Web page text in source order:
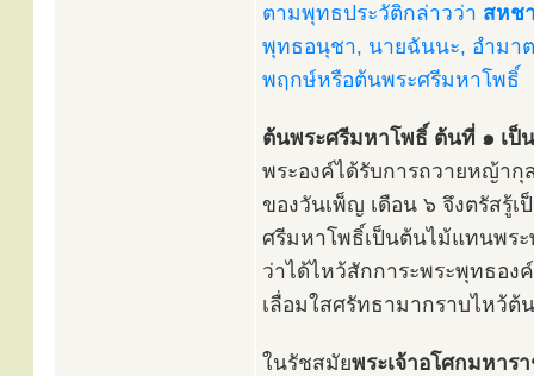
ตามพุทธประวัติกล่าวว่า สหช
พุทธอนุชา, นายฉันนะ, อำมา
พฤกษ์หรือต้นพระศรีมหาโพธิ์
ต้นพระศรีมหาโพธิ์ ต้นที่ ๑ เ
พระองค์ได้รับการถวายหญ้า
ของวันเพ็ญ เดือน ๖ จึงตรัสรู้
ศรีมหาโพธิ์เป็นต้นไม้แทนพร
ว่าได้ไหว้สักการะพระพุทธอ
เลื่อมใสศรัทธามากราบไหว้
ในรัชสมัยพระเจ้าอโศกมหาร